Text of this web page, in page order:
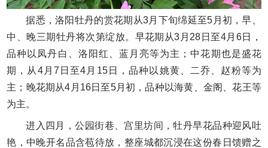
据悉，洛阳牡丹的赏花期从3月下旬绵延至5月初，早、
中、晚三期牡丹将次第绽放。早花期从3月28日至4月6日，
品种以凤丹白、洛阳红、蓝月亮等为主；中花期也是盛花
期，从4月7日至4月15日，品种以姚黄、二乔、赵粉等为
主；晚花期从4月16日至5月初，品种以海黄、金阁、花王等
为主。
进入四月，公园街巷、宫里坊间，牡丹早花品种迎风吐
艳，中晚开名品含苞待放，整座城都沉浸在这份春日馈赠之